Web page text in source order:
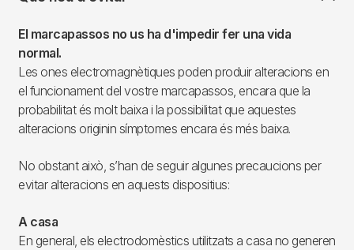
El marcapassos no us ha d'impedir fer una vida
normal.
Les ones electromagnètiques poden produir alteracions en
el funcionament del vostre marcapassos, encara que la
probabilitat és molt baixa i la possibilitat que aquestes
alteracions originin símptomes encara és més baixa.
No obstant això, s’han de seguir algunes precaucions per
evitar alteracions en aquests dispositius:
A casa
En general, els electrodomèstics utilitzats a casa no generen